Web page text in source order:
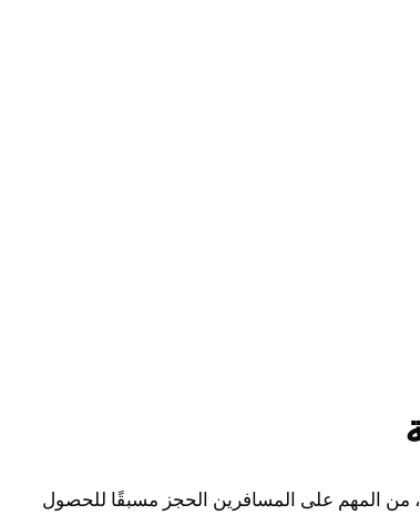
من المهم على المسافرين الحجز مسبقًا للحصول